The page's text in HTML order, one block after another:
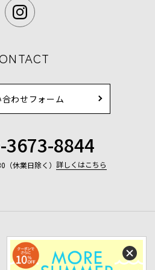
合わせフォーム
3673-8844
休業日除く） 詳しくはこちら